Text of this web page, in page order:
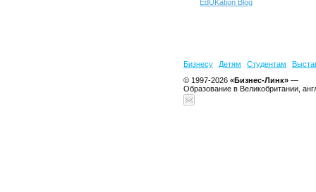
EdUKation Blog
Бизнесу Детям Студентам
© 1997-2026 «Бизнес-Линк» —
Образование в Великобритании,